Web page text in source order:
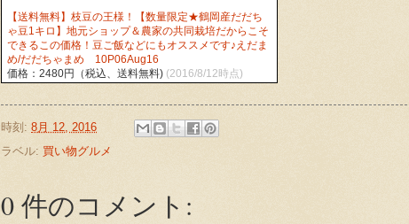
【送料無料】枝豆の王様！【数量限定★鶴岡産だだち
ゃ豆1キロ】地元ショップ＆農家の共同栽培だからこそ
できるこの価格！豆ご飯などにもオススメです♪えだま
め/だだちゃまめ 10P06Aug16
価格：2480円（税込、送料無料) (2016/8/12時点)
時刻: 8月 12, 2016
ラベル: 買い物グルメ
0 件のコメント: